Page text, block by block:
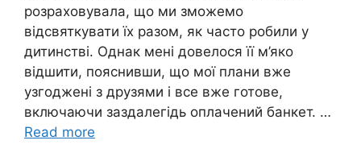
розраховувала, що ми зможемо
відсвяткувати їх разом, як часто робили у
дитинстві. Однак мені довелося її м’яко
відшити, пояснивши, що мої плани вже
узгоджені з друзями і все вже готове,
включаючи заздалегідь оплачений банкет. …
Read more